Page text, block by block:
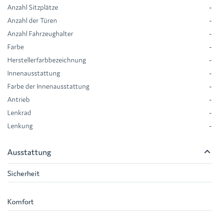
Anzahl Sitzplätze
-
Anzahl der Türen
-
Anzahl Fahrzeughalter
-
Farbe
-
Herstellerfarbbezeichnung
-
Innenausstattung
-
Farbe der Innenausstattung
-
Antrieb
-
Lenkrad
-
Lenkung
-
Ausstattung keyboard_arrow_up
Sicherheit
Komfort